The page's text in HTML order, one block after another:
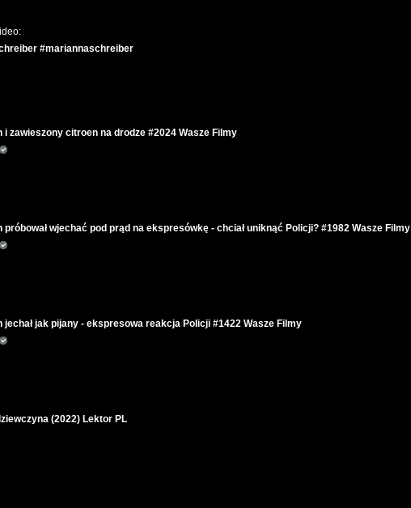
#mariannaschreiber
i zawieszony citroen na drodze #2024 Wasze Filmy
próbował wjechać pod prąd na ekspresówkę - chciał uniknąć Policji? #1982 Wasze Filmy
jechał jak pijany - ekspresowa reakcja Policji #1422 Wasze Filmy
(2022) Lektor PL